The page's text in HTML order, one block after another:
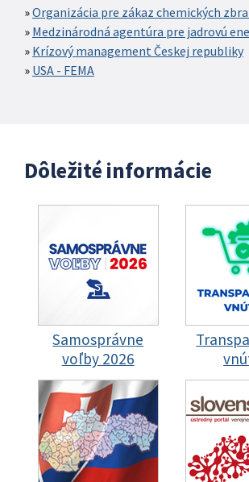
Organizácia pre zákaz chemických
Medzinárodná agentúra pre jadrovú
Krízový management Českej republiky
USA - FEMA
Dôležité informácie
Samosprávne
voľby 2026